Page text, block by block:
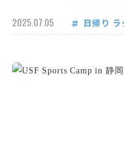
2025.07.05 日帰り ラ